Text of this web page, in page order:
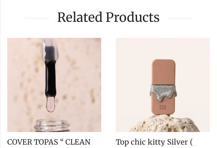
Related Products
COVER TOPAS “ CLEAN
Top chic kitty Silver (